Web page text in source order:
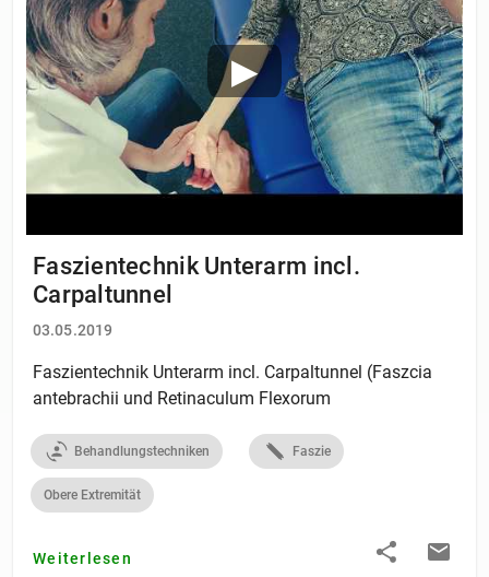
Faszientechnik Unterarm incl.
Carpaltunnel
03.05.2019
Faszientechnik Unterarm incl. Carpaltunnel (Faszcia
antebrachii und Retinaculum Flexorum
Behandlungstechniken Faszie
Obere Extremität
Weiterlesen